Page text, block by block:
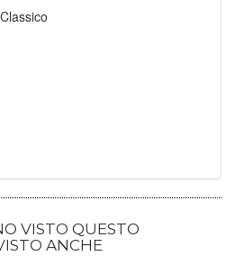
Classico
VISTO QUESTO
ANCHE